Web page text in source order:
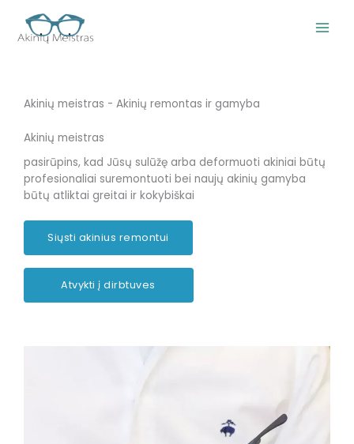
turinio
Akinių meistras - Akinių remontas ir gamyba
Akinių meistras
pasirūpins, kad Jūsų sulūžę arba deformuoti akiniai būtų
profesionaliai suremontuoti bei naujų akinių gamyba
būtų atliktai greitai ir kokybiškai
Siųsti akinius remontui
Atvykti į dirbtuves